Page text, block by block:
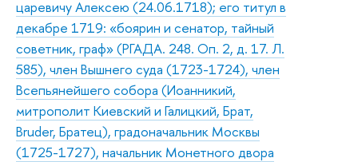
царевичу Алексею (24.06.1718); его титул в
декабре 1719: «боярин и сенатор, тайный
советник, граф» (РГАДА. 248. Оп. 2, д. 17. Л.
585), член Вышнего суда (1723-1724), член
Всепьянейшего собора (Иоанникий,
митрополит Киевский и Галицкий, Брат,
Bruder, Братец), градоначальник Москвы
(1725-1727), начальник Монетного двора